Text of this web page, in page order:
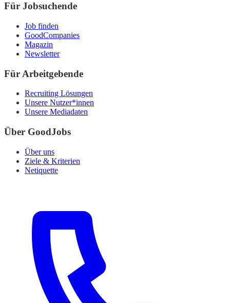
Für Jobsuchende
Job finden
GoodCompanies
Magazin
Newsletter
Für Arbeitgebende
Recruiting Lösungen
Unsere Nutzer*innen
Unsere Mediadaten
Über GoodJobs
Über uns
Ziele & Kriterien
Netiquette